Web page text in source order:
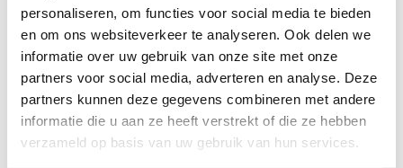
personaliseren, om functies voor social media te bieden
en om ons websiteverkeer te analyseren. Ook delen we
informatie over uw gebruik van onze site met onze
partners voor social media, adverteren en analyse. Deze
partners kunnen deze gegevens combineren met andere
informatie die u aan ze heeft verstrekt of die ze hebben
verzameld op basis van uw gebruik van hun services.
Nieuwsbrief week 31 Werkkostenregeling bij
herstructurering
07-26 - 13:02
Nieuwsbrief week 30 Subsidieregeling
ondersteuning inzet statushouders
07-26 - 09:50